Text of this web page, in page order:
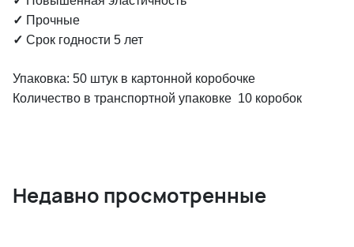
✓ Прочные
✓ Срок годности 5 лет
Упаковка: 50 штук в картонной коробочке
Количество в транспортной упаковке 10 коробок
Недавно просмотренные